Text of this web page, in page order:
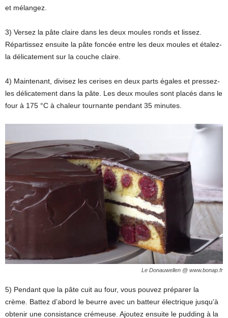
et mélangez.
3) Versez la pâte claire dans les deux moules ronds et lissez.
Répartissez ensuite la pâte foncée entre les deux moules et étalez-
la délicatement sur la couche claire.
4) Maintenant, divisez les cerises en deux parts égales et pressez-
les délicatement dans la pâte. Les deux moules sont placés dans le
four à 175 °C à chaleur tournante pendant 35 minutes.
Le Donauwellen @ www.bonap.fr
5) Pendant que la pâte cuit au four, vous pouvez préparer la
crème. Battez d’abord le beurre avec un batteur électrique jusqu’à
obtenir une consistance crémeuse. Ajoutez ensuite le pudding à la